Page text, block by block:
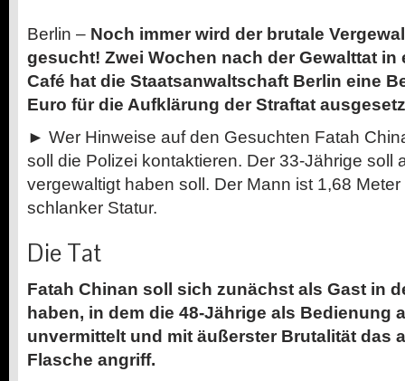
Berlin – Noch immer wird der brutale
gesucht! Zwei Wochen nach der Gewalttat in
Café hat die Staatsanwaltschaft Berlin eine
Euro für die Aufklärung der Straftat
► Wer Hinweise auf den Gesuchten Fatah
soll die Polizei kontaktieren. Der 33-Jährige soll
vergewaltigt haben soll. Der Mann ist 1,68
schlanker Statur.
Die Tat
Fatah Chinan soll sich zunächst als Gast in
haben, in dem die 48-Jährige als Bedienung
unvermittelt und mit äußerster Brutalität das
Flasche angriff.